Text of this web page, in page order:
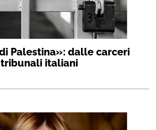
Palestina»: dalle carceri
italiani